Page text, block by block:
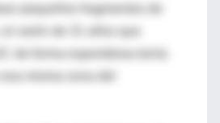
pequeños fragmentos de